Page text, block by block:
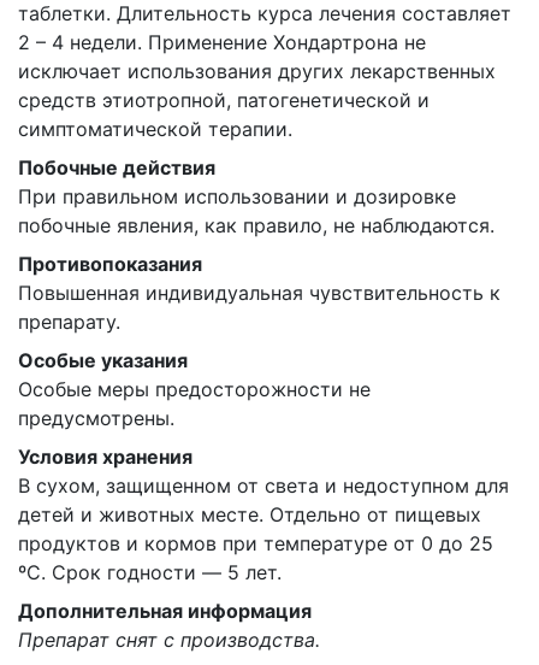
таблетки. Длительность курса лечения составляет
2 – 4 недели. Применение Хондартрона не
исключает использования других лекарственных
средств этиотропной, патогенетической и
симптоматической терапии.
Побочные действия
При правильном использовании и дозировке
побочные явления, как правило, не наблюдаются.
Противопоказания
Повышенная индивидуальная чувствительность к
препарату.
Особые указания
Особые меры предосторожности не
предусмотрены.
Условия хранения
В сухом, защищенном от света и недоступном для
детей и животных месте. Отдельно от пищевых
продуктов и кормов при температуре от 0 до 25
ºС. Срок годности ― 5 лет.
Дополнительная информация
Препарат снят с производства.